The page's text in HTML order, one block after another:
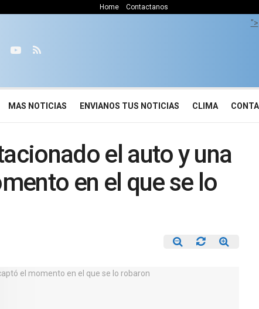
Home Contactanos
">
MAS NOTICIAS ENVIANOS TUS NOTICIAS CLIMA
el auto y una
en el que se lo